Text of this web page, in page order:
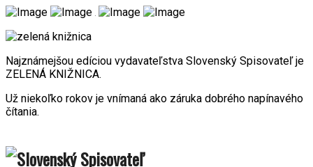
Najznámejšou edíciou vydavateľstva Slovenský Spisovateľ je
ZELENÁ KNIŽNICA.
Už niekoľko rokov je vnímaná ako záruka dobrého napínavého
čítania.